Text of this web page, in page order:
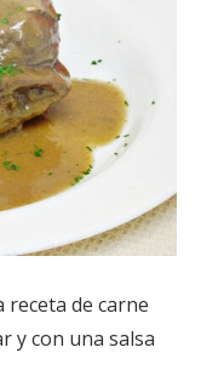
receta de carne
y con una salsa